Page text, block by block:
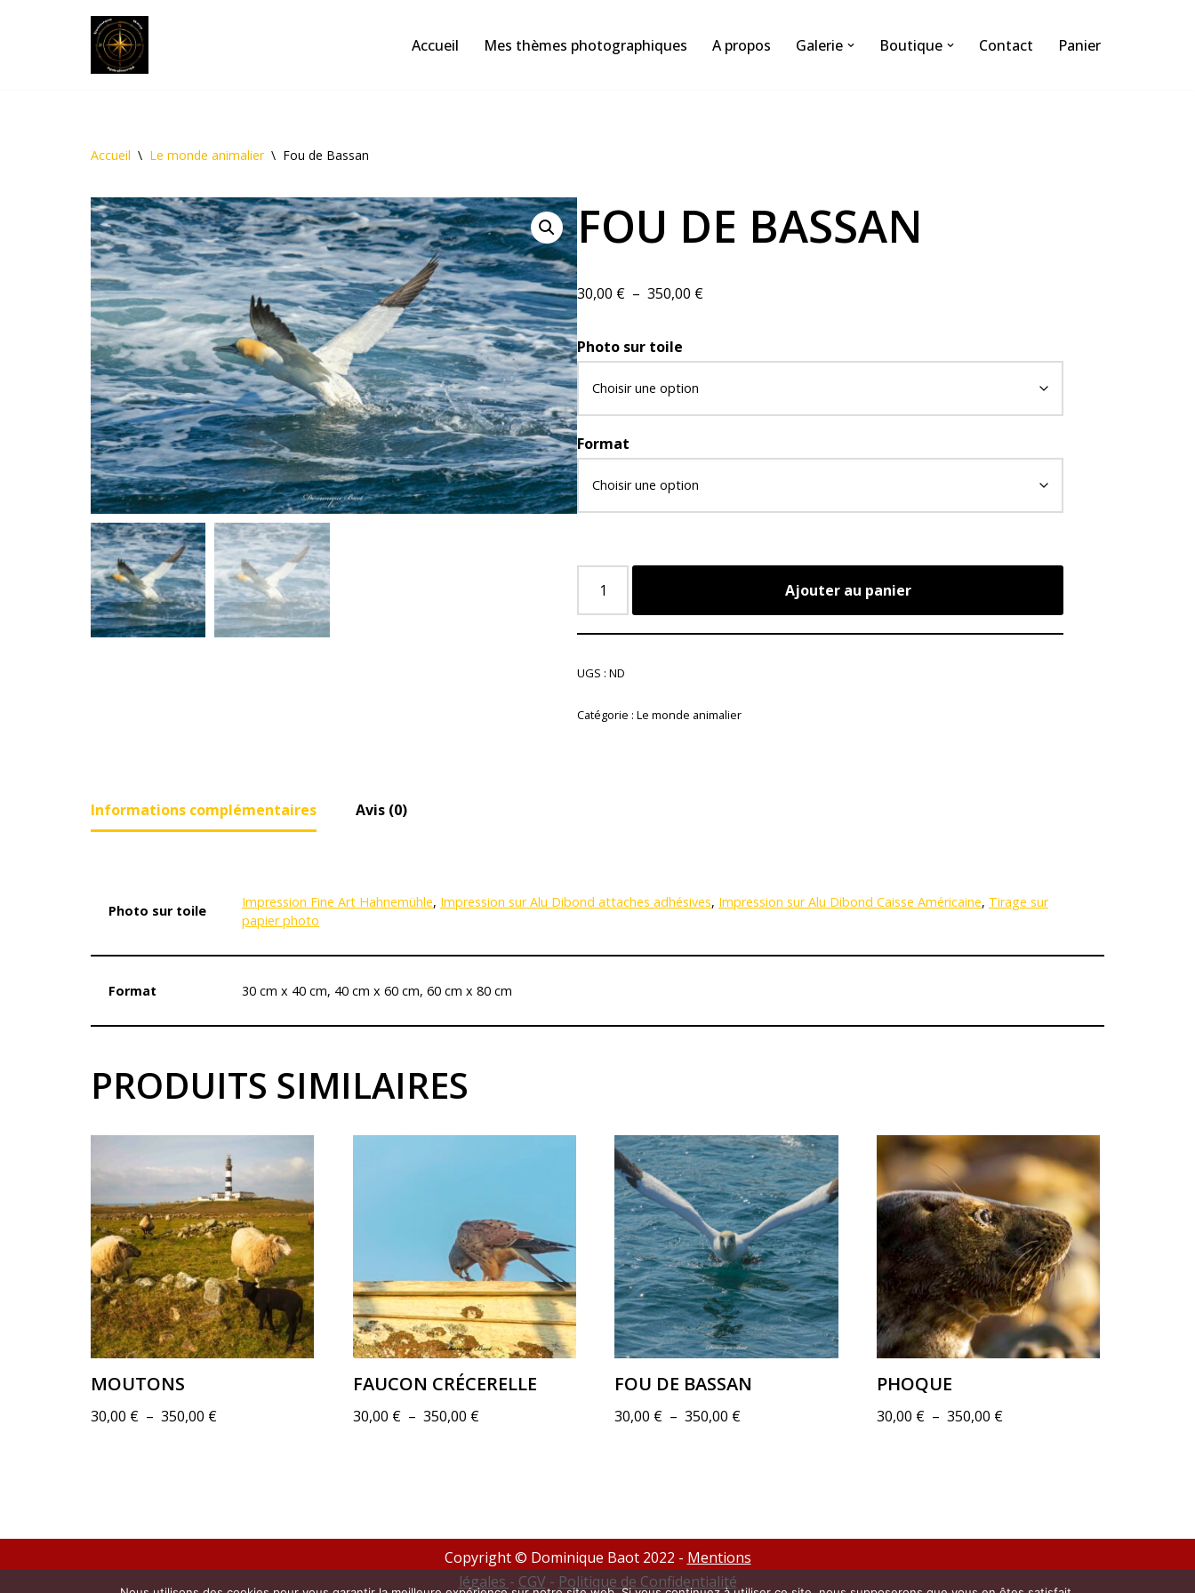
Accueil Mes thèmes photographiques A propos Galerie Boutique Contact Panier
Accueil \ Le monde animalier \ Fou de Bassan
FOU DE BASSAN
30,00 € – 350,00 €
Photo sur toile
Format
Ajouter au panier
UGS :ND
Catégorie :Le monde animalier
Informations complémentaires Avis (0)
Photo sur toile
Impression Fine Art Hahnemühle, Impression sur Alu Dibond attaches adhésives, Impression sur Alu Dibond Caisse Américaine, Tirage sur
papier photo
Format 30 cm x 40 cm, 40 cm x 60 cm, 60 cm x 80 cm
PRODUITS SIMILAIRES
MOUTONS
30,00 € – 350,00 €
FAUCON CRÉCERELLE
30,00 € – 350,00 €
FOU DE BASSAN
30,00 € – 350,00 €
PHOQUE
30,00 € – 350,00 €
Copyright © Dominique Baot 2022 - Mentions
légales - CGV - Politique de Confidentialité